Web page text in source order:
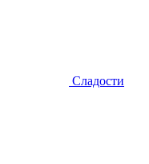
Сладости